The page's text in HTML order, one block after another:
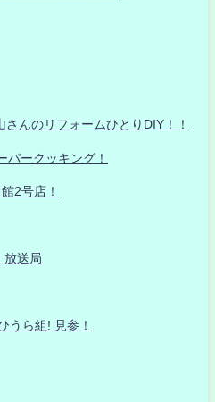
んのリフォームひとりDIY！！
パークッキング！
2号店！
放送局
ら組! 見参！